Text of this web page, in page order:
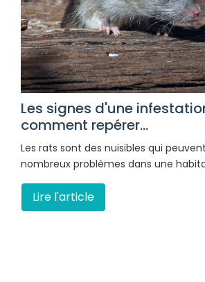
Les signes d'une
comment repérer...
Les rats sont des nuisibles qui
nombreux problèmes dans une
Lire l'article